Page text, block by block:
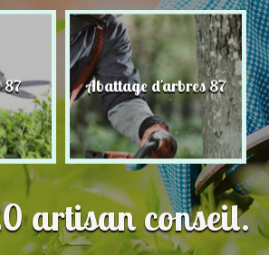
87 Abattage d'arbres 87
artisan conseil.